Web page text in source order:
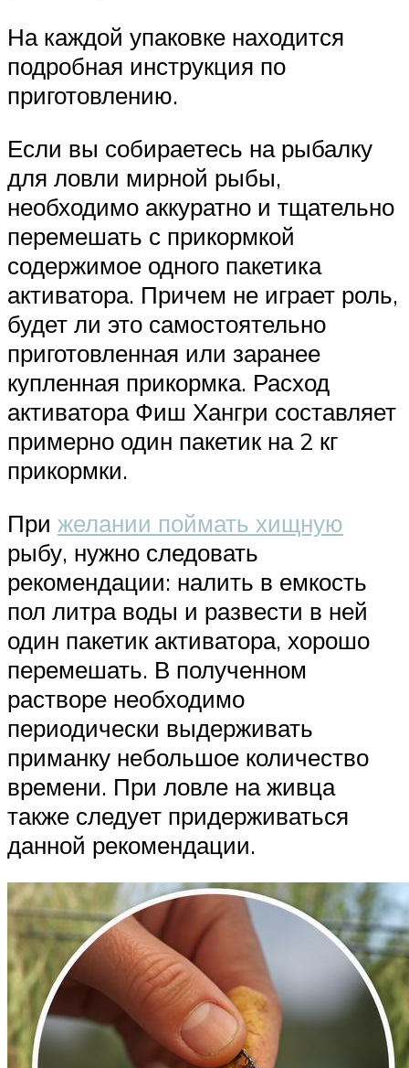
На каждой упаковке находится
подробная инструкция по
приготовлению.
Если вы собираетесь на рыбалку
для ловли мирной рыбы,
необходимо аккуратно и тщательно
перемешать с прикормкой
содержимое одного пакетика
активатора. Причем не играет роль,
будет ли это самостоятельно
приготовленная или заранее
купленная прикормка. Расход
активатора Фиш Хангри составляет
примерно один пакетик на 2 кг
прикормки.
При желании поймать хищную
рыбу, нужно следовать
рекомендации: налить в емкость
пол литра воды и развести в ней
один пакетик активатора, хорошо
перемешать. В полученном
растворе необходимо
периодически выдерживать
приманку небольшое количество
времени. При ловле на живца
также следует придерживаться
данной рекомендации.